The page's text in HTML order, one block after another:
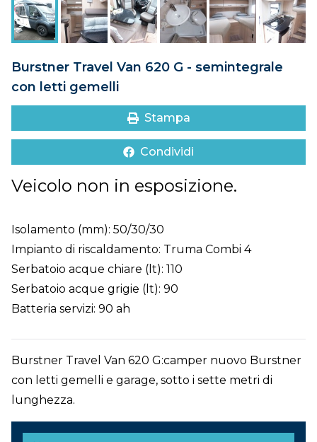
DOVE SIAMO
CONTATTI
Burstner Travel Van 620 G - semintegrale
con letti gemelli
Stampa
Condividi
Veicolo non in esposizione.
Isolamento (mm): 50/30/30
Impianto di riscaldamento: Truma Combi 4
Serbatoio acque chiare (lt): 110
Serbatoio acque grigie (lt): 90
Batteria servizi: 90 ah
Burstner Travel Van 620 G:camper nuovo Burstner
con letti gemelli e garage, sotto i sette metri di
lunghezza.